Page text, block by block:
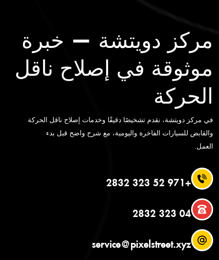
مركز دويتشة — خبرة
موثوقة في إصلاح ناقل
الحركة
في مركز دويتشة، نقدم تشخيصًا دقيقًا وخدمات إصلاح ناقل الحركة
والقابض للسيارات الفاخرة واليومية، مع شرح واضح قبل بدء
العمل.
+971 52 323 2832
04 323 2832
service@pixelstreet.xyz